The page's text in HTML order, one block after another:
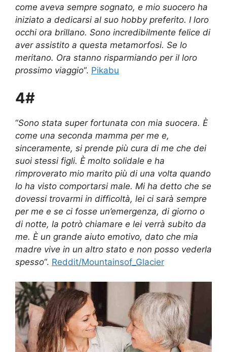
come aveva sempre sognato, e mio suocero ha
iniziato a dedicarsi al suo hobby preferito. I loro
occhi ora brillano. Sono incredibilmente felice di
aver assistito a questa metamorfosi. Se lo
meritano. Ora stanno risparmiando per il loro
prossimo viaggio“. Pikabu
4#
“Sono stata super fortunata con mia suocera. È
come una seconda mamma per me e,
sinceramente, si prende più cura di me che dei
suoi stessi figli. È molto solidale e ha
rimproverato mio marito più di una volta quando
lo ha visto comportarsi male. Mi ha detto che se
dovessi trovarmi in difficoltà, lei ci sarà sempre
per me e se ci fosse un’emergenza, di giorno o
di notte, la potrò chiamare e lei verrà subito da
me. È un grande aiuto emotivo, dato che mia
madre vive in un altro stato e non posso vederla
spesso“. Reddit/Mountainsof_Glacier